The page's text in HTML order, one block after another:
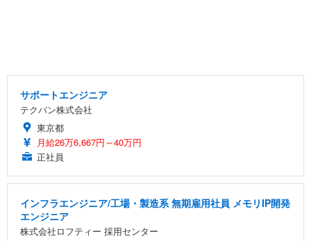
サポートエンジニア
テクバン株式会社
東京都
月給26万6,667円～40万円
正社員
インフラエンジニア/工場・製造系 無期雇用社員 メモリIP開発
エンジニア
株式会社ロフティー 採用センター